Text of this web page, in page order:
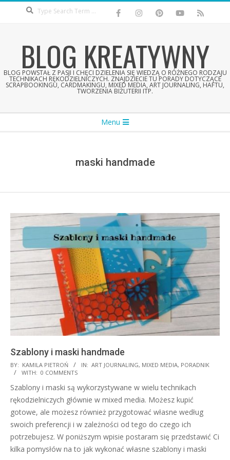
BLOG KREATYWNY
BLOG POWSTAŁ Z PASJI I CHĘCI DZIELENIA SIĘ WIEDZĄ O RÓŻNEGO RODZAJU
TECHNIKACH RĘKODZIELNICZYCH. ZNAJDZIECIE TU PORADY DOTYCZĄCE
SCRAPBOOKINGU, CARDMAKINGU, MIXED MEDIA, ART JOURNALING, HAFTU,
TWORZENIA BIŻUTERII ITP.
Menu
maski handmade
Szablony i maski handmade
2020-
07-
27
BY: KAMILA PIETROŃ IN: ART JOURNALING, MIXED MEDIA, PORADNIK
WITH: 0 COMMENTS
Szablony i maski są wykorzystywane w wielu technikach
rękodzielniczych głównie w mixed media. Możesz kupić
gotowe, ale możesz również przygotować własne według
swoich preferencji i w zależności od tego do czego ich
potrzebujesz. W poniższym wpisie postaram się przedstawić Ci
kilka pomysłów na to jak wykonać własne szablony i maski